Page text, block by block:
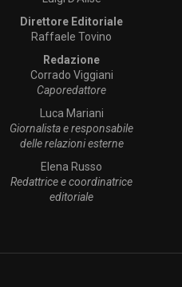
Direttore Editoriale
Raffaele Tovino
Redazione
Corrado Viggiani
Caporedattore
Luca Mariani
Giornalista e responsabile
delle relazioni esterne
Elena Russo
Redattrice e coordinatrice
editoriale